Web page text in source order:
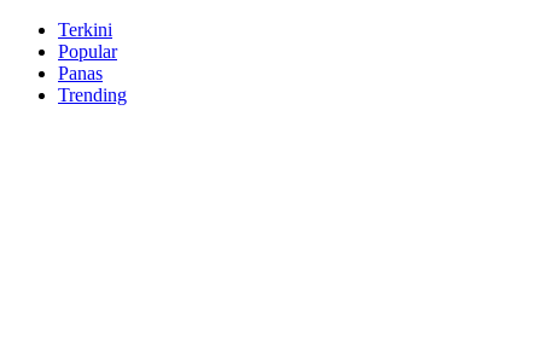
Terkini
Popular
Panas
Trending